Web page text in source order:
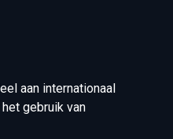
aan internationaal
gebruik van